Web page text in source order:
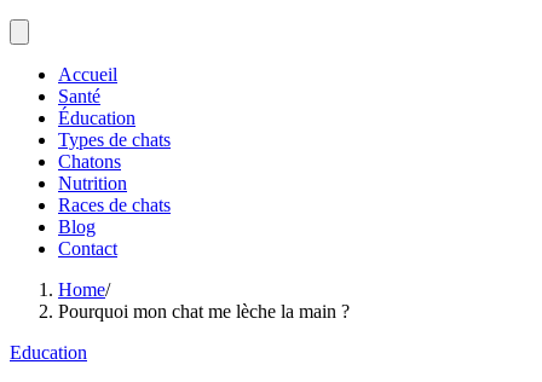
Accueil
Santé
Éducation
Types de chats
Chatons
Nutrition
Races de chats
Blog
Contact
Home/
Pourquoi mon chat me lèche la main ?
Education